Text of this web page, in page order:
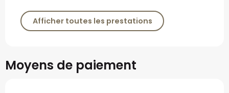
Afficher toutes les prestations
Moyens de paiement